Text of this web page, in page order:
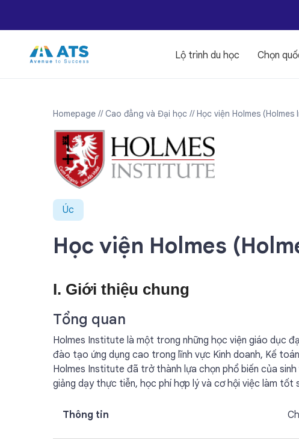
Lộ trình du học Chọn
Homepage // Cao đẳng và Đại học // Học viện Holmes
Úc
Học viện Holmes
I. Giới thiệu chung
Tổng quan
Holmes Institute là một trong những học viện giáo dục
đào tạo ứng dụng cao trong lĩnh vực Kinh doanh, Kế
Holmes Institute đã trở thành lựa chọn phổ biến của
giảng dạy thực tiễn, học phí hợp lý và cơ hội việc làm tốt
Thông tin